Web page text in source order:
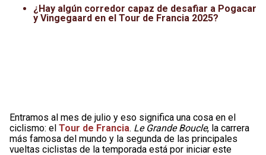
¿Hay algún corredor capaz de desafiar a Pogacar
y Vingegaard en el Tour de Francia 2025?
Entramos al mes de julio y eso significa una cosa en el
ciclismo: el Tour de Francia. Le Grande Boucle, la carrera
más famosa del mundo y la segunda de las principales
vueltas ciclistas de la temporada está por iniciar este